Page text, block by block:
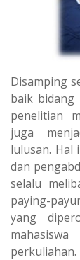
Disamping
baik bidang
penelitian
juga
lulusan. Hal
dan
selalu
paying-
yang
perkuliahan.